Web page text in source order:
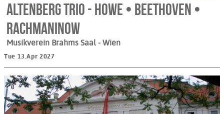
Altenberg Trio - Howe • Beethoven •
Rachmaninow
Musikverein Brahms Saal - Wien
Tue 13.Apr 2027